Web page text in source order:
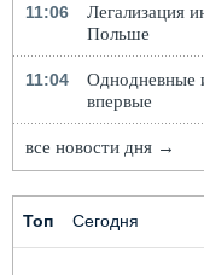
11:06
Легализация
Польше
11:04
Однодневные
впервые
все новости дня →
Топ Сегодня